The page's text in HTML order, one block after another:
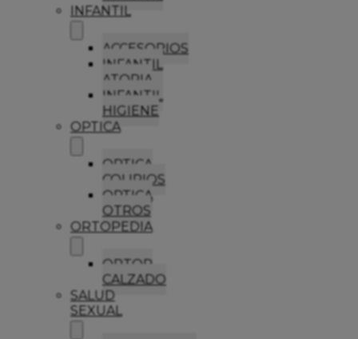
INFANTIL
ACCESORIOS
INFANTIL
ATOPIA
INFANTIL
HIGIENE
OPTICA
OPTICA
COLIRIOS
OPTICA
OTROS
ORTOPEDIA
ORTOP
CALZADO
SALUD
SEXUAL